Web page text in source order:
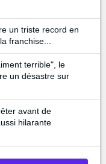
un triste record en
franchise...
terrible", le
un désastre sur
avant de
hilarante